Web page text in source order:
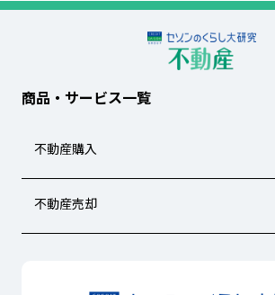
商品・サービス一覧
不動産購入
不動産売却